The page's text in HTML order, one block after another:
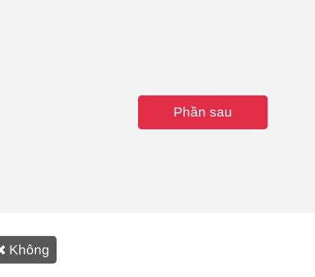
Phần sau
Không